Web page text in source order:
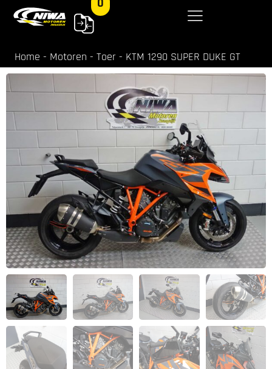
Home - Motoren - Toer - KTM 1290 SUPER DUKE GT